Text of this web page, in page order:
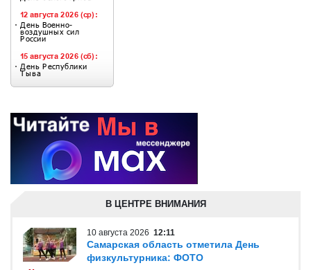
В ЦЕНТРЕ ВНИМАНИЯ
10 августа 2026 12:11
Самарская область отметила День
физкультурника: ФОТО